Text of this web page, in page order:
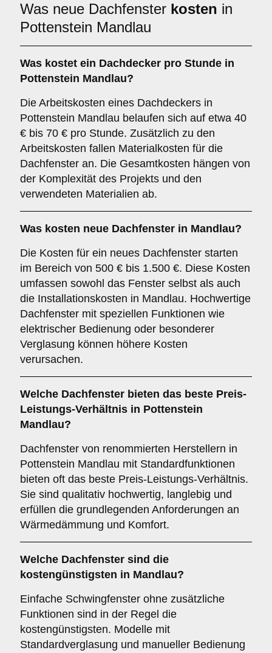
Was neue Dachfenster kosten in
Pottenstein Mandlau
Was kostet ein Dachdecker pro Stunde in
Pottenstein Mandlau?
Die Arbeitskosten eines Dachdeckers in
Pottenstein Mandlau belaufen sich auf etwa 40
€ bis 70 € pro Stunde. Zusätzlich zu den
Arbeitskosten fallen Materialkosten für die
Dachfenster an. Die Gesamtkosten hängen von
der Komplexität des Projekts und den
verwendeten Materialien ab.
Was kosten neue Dachfenster in Mandlau?
Die Kosten für ein neues Dachfenster starten
im Bereich von 500 € bis 1.500 €. Diese Kosten
umfassen sowohl das Fenster selbst als auch
die Installationskosten in Mandlau. Hochwertige
Dachfenster mit speziellen Funktionen wie
elektrischer Bedienung oder besonderer
Verglasung können höhere Kosten
verursachen.
Welche Dachfenster bieten das beste Preis-
Leistungs-Verhältnis in Pottenstein
Mandlau?
Dachfenster von renommierten Herstellern in
Pottenstein Mandlau mit Standardfunktionen
bieten oft das beste Preis-Leistungs-Verhältnis.
Sie sind qualitativ hochwertig, langlebig und
erfüllen die grundlegenden Anforderungen an
Wärmedämmung und Komfort.
Welche Dachfenster sind die
kostengünstigsten in Mandlau?
Einfache Schwingfenster ohne zusätzliche
Funktionen sind in der Regel die
kostengünstigsten. Modelle mit
Standardverglasung und manueller Bedienung